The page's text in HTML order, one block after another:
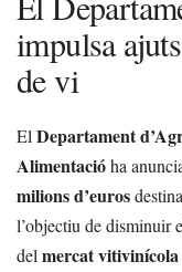
impulsa
de vi
El Departament
Alimentacióha
milions d’euros
l’objectiu de disminuir
del mercat